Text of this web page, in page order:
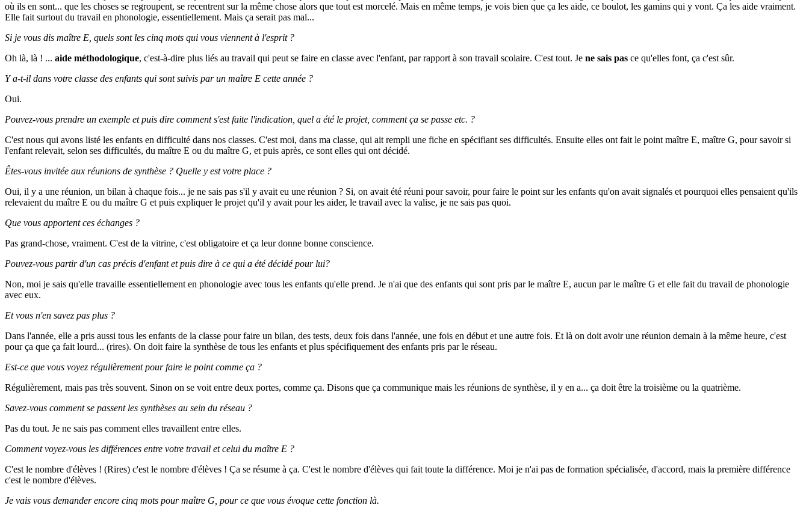
où ils en sont... que les choses se regroupent, se recentrent sur la même chose alors que tout est morcelé. Mais en même temps, je vois bien que ça les aide, ce boulot, les gamins qui y vont. Ça les aide vraiment.
Elle fait surtout du travail en phonologie, essentiellement. Mais ça serait pas mal...
Si je vous dis maître E, quels sont les cinq mots qui vous viennent à l'esprit ?
Oh là, là ! ... aide méthodologique, c'est-à-dire plus liés au travail qui peut se faire en classe avec l'enfant, par rapport à son travail scolaire. C'est tout. Je ne sais pas ce qu'elles font, ça c'est sûr.
Y a-t-il dans votre classe des enfants qui sont suivis par un maître E cette année ?
Oui.
Pouvez-vous prendre un exemple et puis dire comment s'est faite l'indication, quel a été le projet, comment ça se passe etc. ?
C'est nous qui avons listé les enfants en difficulté dans nos classes. C'est moi, dans ma classe, qui ait rempli une fiche en spécifiant ses difficultés. Ensuite elles ont fait le point maître E, maître G, pour savoir si
l'enfant relevait, selon ses difficultés, du maître E ou du maître G, et puis après, ce sont elles qui ont décidé.
Êtes-vous invitée aux réunions de synthèse ? Quelle y est votre place ?
Oui, il y a une réunion, un bilan à chaque fois... je ne sais pas s'il y avait eu une réunion ? Si, on avait été réuni pour savoir, pour faire le point sur les enfants qu'on avait signalés et pourquoi elles pensaient qu'ils
relevaient du maître E ou du maître G et puis expliquer le projet qu'il y avait pour les aider, le travail avec la valise, je ne sais pas quoi.
Que vous apportent ces échanges ?
Pas grand-chose, vraiment. C'est de la vitrine, c'est obligatoire et ça leur donne bonne conscience.
Pouvez-vous partir d'un cas précis d'enfant et puis dire à ce qui a été décidé pour lui?
Non, moi je sais qu'elle travaille essentiellement en phonologie avec tous les enfants qu'elle prend. Je n'ai que des enfants qui sont pris par le maître E, aucun par le maître G et elle fait du travail de phonologie
avec eux.
Et vous n'en savez pas plus ?
Dans l'année, elle a pris aussi tous les enfants de la classe pour faire un bilan, des tests, deux fois dans l'année, une fois en début et une autre fois. Et là on doit avoir une réunion demain à la même heure, c'est
pour ça que ça fait lourd... (rires). On doit faire la synthèse de tous les enfants et plus spécifiquement des enfants pris par le réseau.
Est-ce que vous voyez régulièrement pour faire le point comme ça ?
Régulièrement, mais pas très souvent. Sinon on se voit entre deux portes, comme ça. Disons que ça communique mais les réunions de synthèse, il y en a... ça doit être la troisième ou la quatrième.
Savez-vous comment se passent les synthèses au sein du réseau ?
Pas du tout. Je ne sais pas comment elles travaillent entre elles.
Comment voyez-vous les différences entre votre travail et celui du maître E ?
C'est le nombre d'élèves ! (Rires) c'est le nombre d'élèves ! Ça se résume à ça. C'est le nombre d'élèves qui fait toute la différence. Moi je n'ai pas de formation spécialisée, d'accord, mais la première différence
c'est le nombre d'élèves.
Je vais vous demander encore cinq mots pour maître G, pour ce que vous évoque cette fonction là.